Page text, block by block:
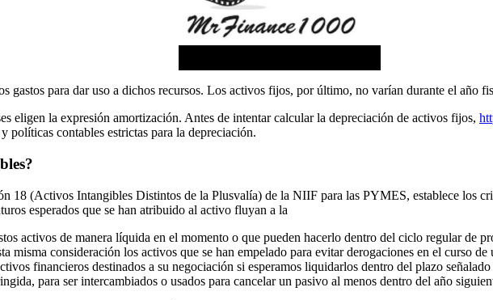
gastos para dar uso a dichos recursos. Los activos fijos, por último, no varían durante el año
eligen la expresión amortización. Antes de intentar calcular la depreciación de activos fijos,
políticas contables estrictas para la depreciación.
18 (Activos Intangibles Distintos de la Plusvalía) de la NIIF para las PYMES, establece los
esperados que se han atribuido al activo fluyan a la
activos de manera líquida en el momento o que pueden hacerlo dentro del ciclo regular de
misma consideración los activos que se han empelado para evitar derogaciones en el curso
financieros destinados a su negociación si esperamos liquidarlos dentro del plazo
para ser intercambiados o usados para cancelar un pasivo al menos dentro del año